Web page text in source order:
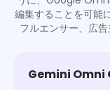
編集することを可能
フルエンサー、広
Gemini Omni